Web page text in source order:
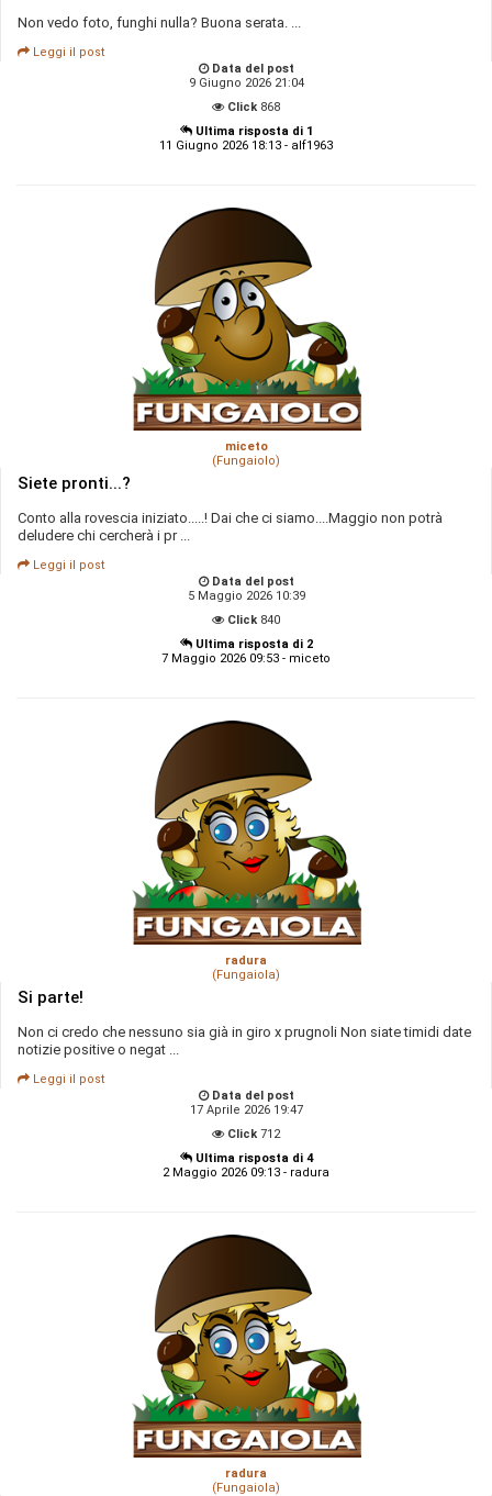
Non vedo foto, funghi nulla? Buona serata. ...
Leggi il post
Data del post
9 Giugno 2026 21:04
Click 868
Ultima risposta di 1
11 Giugno 2026 18:13 - alf1963
miceto
(Fungaiolo)
Siete pronti...?
Conto alla rovescia iniziato.....! Dai che ci siamo....Maggio non potrà
deludere chi cercherà i pr ...
Leggi il post
Data del post
5 Maggio 2026 10:39
Click 840
Ultima risposta di 2
7 Maggio 2026 09:53 - miceto
radura
(Fungaiola)
Si parte!
Non ci credo che nessuno sia già in giro x prugnoli Non siate timidi date
notizie positive o negat ...
Leggi il post
Data del post
17 Aprile 2026 19:47
Click 712
Ultima risposta di 4
2 Maggio 2026 09:13 - radura
radura
(Fungaiola)